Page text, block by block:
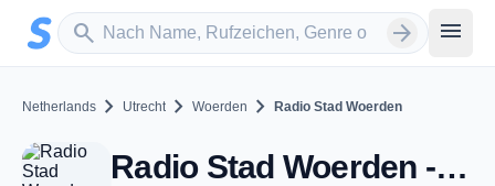
Zum Hauptinhalt springen
search
Sender suchen arrow_forward menu
Netherlands chevron_right Utrecht chevron_right Woerden chevron_right Radio Stad Woerden
Radio Stad Woerden - Woerden